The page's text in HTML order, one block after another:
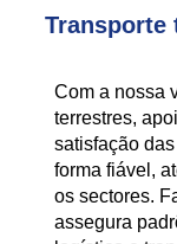
Transporte
Com a nossa
terrestres,
satisfação
forma fiável,
os sectores.
assegura